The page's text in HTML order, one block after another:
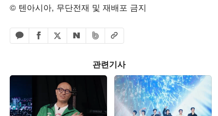
© 텐아시아, 무단전재 및 재배포 금지
카카오톡 공유하기
페이스북 공유하기
엑스 공유하기
네이버 공유하기
밴드 공유하기
URL복사
관련기사